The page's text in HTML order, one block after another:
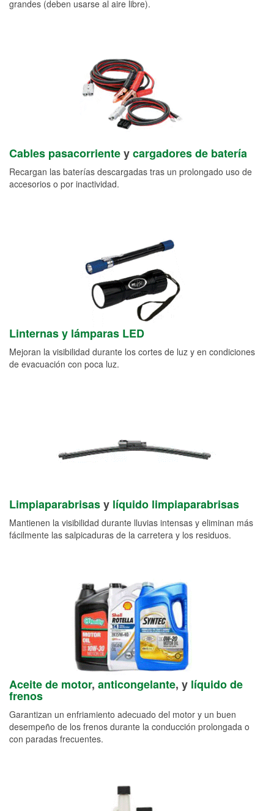
grandes (deben usarse al aire libre).
Cables pasacorrienteycargadores de batería
Recargan las baterías descargadas tras un prolongado uso de
accesorios o por inactividad.
Linternas y lámparas LED
Mejoran la visibilidad durante los cortes de luz y en condiciones
de evacuación con poca luz.
Limpiaparabrisasy líquido limpiaparabrisas
Mantienen la visibilidad durante lluvias intensas y eliminan más
fácilmente las salpicaduras de la carretera y los residuos.
Aceite de motor, anticongelante, y líquido de
frenos
Garantizan un enfriamiento adecuado del motor y un buen
desempeño de los frenos durante la conducción prolongada o
con paradas frecuentes.